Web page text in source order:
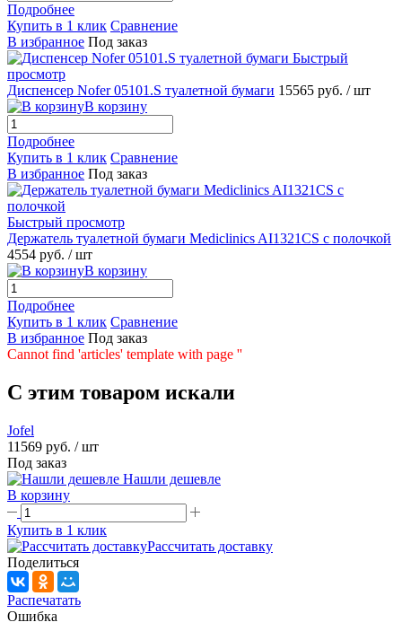
Подробнее
Купить в 1 клик Сравнение
В избранное Под заказ
Быстрый
просмотр
Диспенсер Nofer 05101.S туалетной бумаги 15565 руб. / шт
В корзину
Подробнее
Купить в 1 клик Сравнение
В избранное Под заказ
Быстрый просмотр
Держатель туалетной бумаги Mediclinics AI1321CS с полочкой
4554 руб. / шт
В корзину
Подробнее
Купить в 1 клик Сравнение
В избранное Под заказ
Cannot find 'articles' template with page ''
C этим товаром искали
Jofel
11569 руб. / шт
Под заказ
Нашли дешевле
В корзину
Купить в 1 клик
Рассчитать доставку
Поделиться
Распечатать
Ошибка